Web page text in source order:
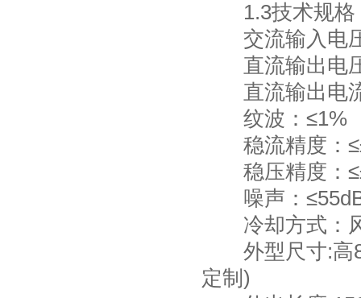
1.3技术规格
交流输入电压
直流输出电压
直流输出电流
纹波：≤1%
稳流精度：
稳压精度：
噪声：≤55dB
冷却方式：
外型尺寸:高
定制)